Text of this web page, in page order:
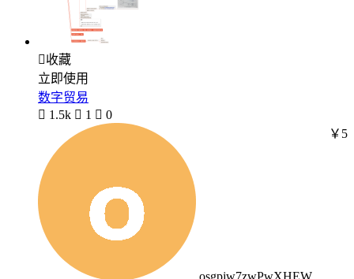
收藏
立即使用
数字贸易
 1.5k  1  0
osgpjw7zwPwXHEW
￥5